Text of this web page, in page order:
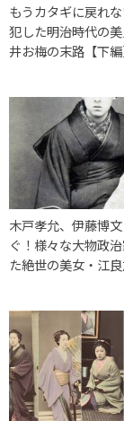
もうカタギに戻れ
犯した明治時代の
井お梅の末路【下編
木戸孝允、伊藤博
ぐ！様々な大物政
た絶世の美女・江